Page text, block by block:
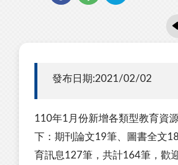
發布日期:2021/02/02
110年1月份新增各類型教育資
下：期刊論文19筆、圖書全文
育訊息127筆，共計164筆，歡